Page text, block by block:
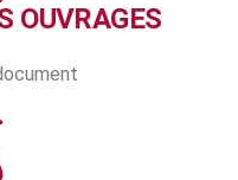
OUVRAGES